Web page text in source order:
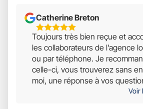
Catherine Breton
5
Étoiles
Sur
5
Toujours très bien reçue et
les collaborateurs de l’agence
ou par téléphone. Je
celle-ci, vous trouverez sans
moi, une réponse à vos
Voir